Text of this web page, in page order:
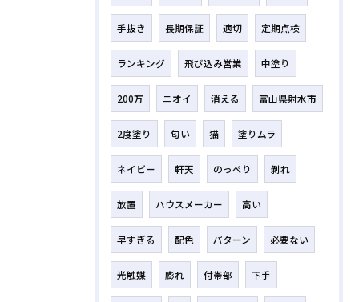
手抜き 長期保証 適切 定期点検
ランキング 飛び込み営業 中塗り
200万 ニオイ 消える 富山県射水市
2度塗り 匂い 猫 塗りムラ
ネイビー 軒天 のっぺり 剝れ
放置 ハウスメーカー 高い
早すぎる 配色 パターン 必要ない
光触媒 膨れ 付帯部 下手